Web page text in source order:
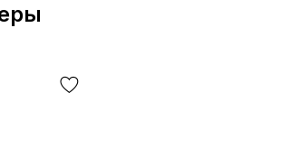
классика и надежность, абсолютно